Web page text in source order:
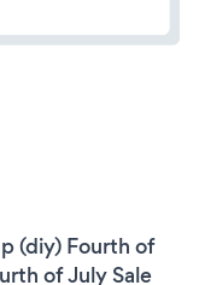
(diy) Fourth of
of July Sale